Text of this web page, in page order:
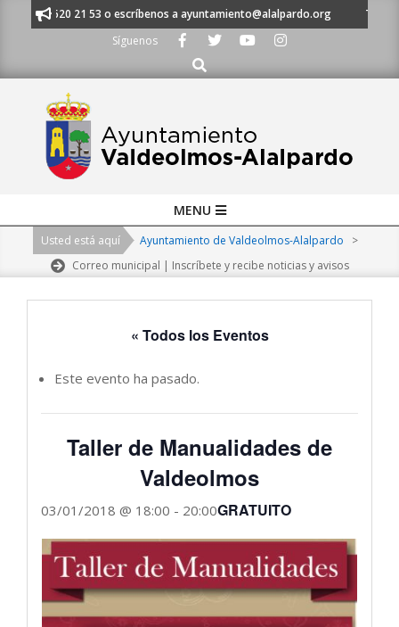
al 91 620 21 53 o escríbenos a ayuntamiento@alalpardo.org
TE
Síguenos
Buscar
Navigation
MENU
Usted está aquí Ayuntamiento de Valdeolmos-Alalpardo
>
Correo municipal | Inscríbete y recibe noticias y avisos
« Todos los Eventos
Este evento ha pasado.
Taller de Manualidades de
Valdeolmos
03/01/2018 @ 18:00 - 20:00GRATUITO